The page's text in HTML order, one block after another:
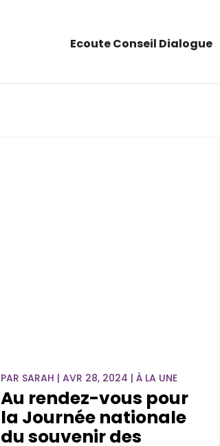
Ecoute Conseil Dialogue
PAR SARAH |AVR 28, 2024 |À LA UNE
Au rendez-vous pour
la Journée nationale
du souvenir des